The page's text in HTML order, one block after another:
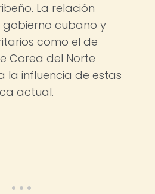
La relación
gobierno cubano y
como el de
Corea del Norte
la influencia de estas
actual.